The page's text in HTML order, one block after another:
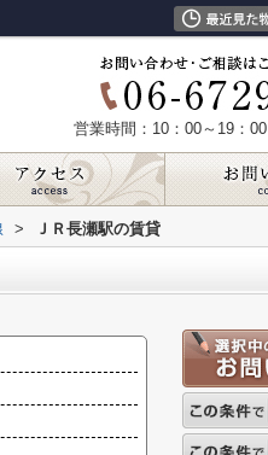
営業時間：10：00～19：00
> ＪＲ長瀬駅の賃貸